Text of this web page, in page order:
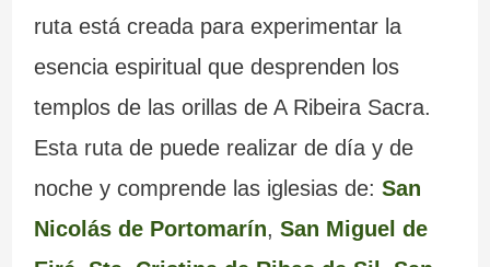
ruta está creada para experimentar la
esencia espiritual que desprenden los
templos de las orillas de A Ribeira Sacra.
Esta ruta de puede realizar de día y de
noche y comprende las iglesias de: San
Nicolás de Portomarín, San Miguel de